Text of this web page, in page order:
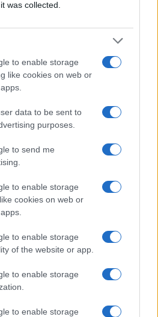
was collected.
to enable storage
like cookies on web or
data to be sent to
purposes.
to send me
to enable storage
cookies on web or
to enable storage
of the website or app.
to enable storage
to enable storage